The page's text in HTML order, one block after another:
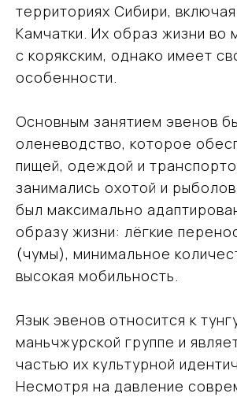
территориях Сибири,
Камчатки. Их образ жизни во
с корякским, однако имеет
особенности.
Основным занятием эвенов
оленеводство, которое
пищей, одеждой и
занимались охотой и
был максимально
образу жизни: лёгкие
(чумы), минимальное
высокая мобильность.
Язык эвенов относится к
маньчжурской группе и
частью их культурной
Несмотря на давление